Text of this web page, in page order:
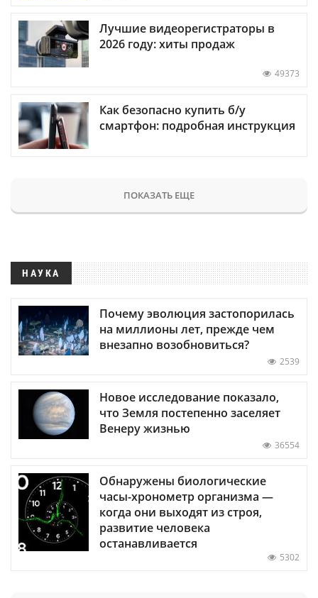
Лучшие видеорегистраторы в
2026 году: хиты продаж
49373
Как безопасно купить б/у
смартфон: подробная инструкция
ПОКАЗАТЬ ЕЩЕ
НАУКА
Почему эволюция застопорилась
на миллионы лет, прежде чем
внезапно возобновиться?
2539
Новое исследование показало,
что Земля постепенно заселяет
Венеру жизнью
36554
Обнаружены биологические
часы-хронометр организма —
когда они выходят из строя,
развитие человека
останавливается
5302